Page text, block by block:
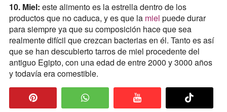
10. Miel: este alimento es la estrella dentro de los
productos que no caduca, y es que la miel puede durar
para siempre ya que su composición hace que sea
realmente difícil que crezcan bacterias en él. Tanto es así
que se han descubierto tarros de miel procedente del
antiguo Egipto, con una edad de entre 2000 y 3000 años
y todavía era comestible.